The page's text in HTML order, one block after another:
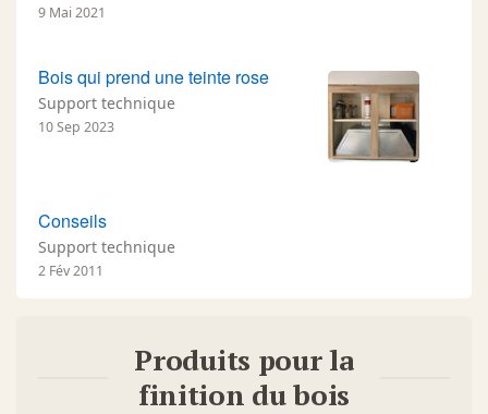
9 Mai 2021
Bois qui prend une teinte rose
Support technique
10 Sep 2023
Conseils
Support technique
2 Fév 2011
Produits pour la
finition du bois